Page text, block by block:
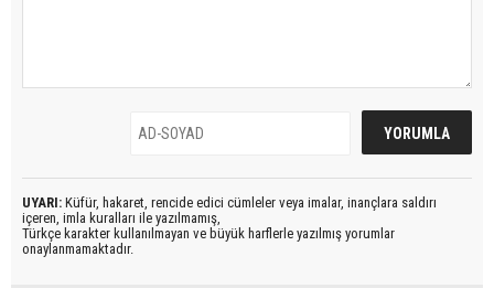
UYARI: Küfür, hakaret, rencide edici cümleler veya imalar, inançlara saldırı
içeren, imla kuralları ile yazılmamış,
Türkçe karakter kullanılmayan ve büyük harflerle yazılmış yorumlar
onaylanmamaktadır.